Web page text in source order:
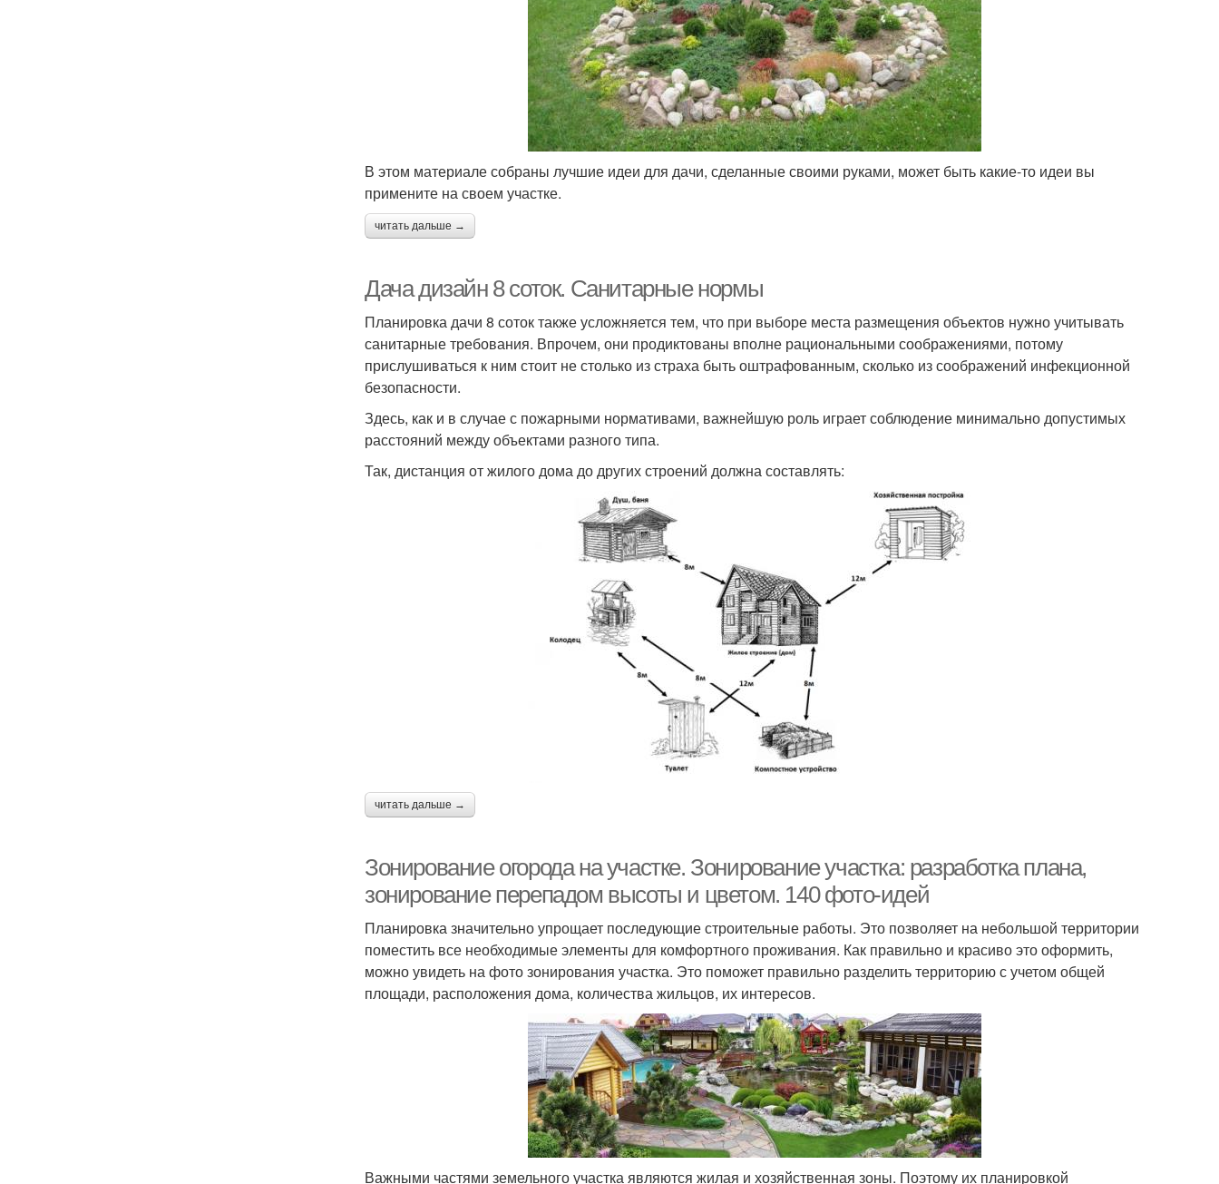
В этом материале собраны лучшие идеи для дачи, сделанные своими руками, может быть какие-то идеи вы
примените на своем участке.
читать дальше →
Дача дизайн 8 соток. Санитарные нормы
Планировка дачи 8 соток также усложняется тем, что при выборе места размещения объектов нужно учитывать
санитарные требования. Впрочем, они продиктованы вполне рациональными соображениями, потому
прислушиваться к ним стоит не столько из страха быть оштрафованным, сколько из соображений инфекционной
безопасности.
Здесь, как и в случае с пожарными нормативами, важнейшую роль играет соблюдение минимально допустимых
расстояний между объектами разного типа.
Так, дистанция от жилого дома до других строений должна составлять:
читать дальше →
Зонирование огорода на участке. Зонирование участка: разработка плана,
зонирование перепадом высоты и цветом. 140 фото-идей
Планировка значительно упрощает последующие строительные работы. Это позволяет на небольшой территории
поместить все необходимые элементы для комфортного проживания. Как правильно и красиво это оформить,
можно увидеть на фото зонирования участка. Это поможет правильно разделить территорию с учетом общей
площади, расположения дома, количества жильцов, их интересов.
Важными частями земельного участка являются жилая и хозяйственная зоны. Поэтому их планировкой